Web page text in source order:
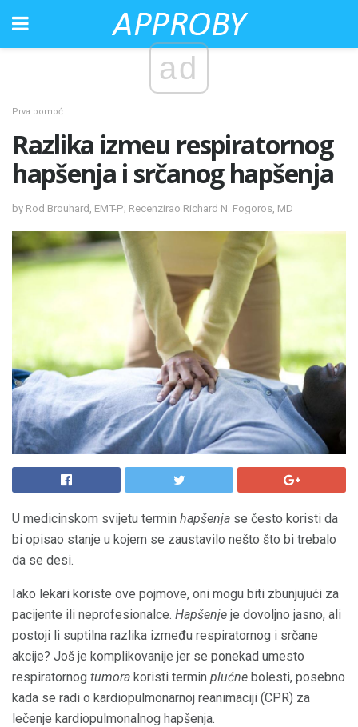
ad
Prva pomoć
Razlika izmeu respiratornog
hapšenja i srčanog hapšenja
by Rod Brouhard, EMT-P; Recenzirao Richard N. Fogoros, MD
U medicinskom svijetu termin hapšenja se često koristi da
bi opisao stanje u kojem se zaustavilo nešto što bi trebalo
da se desi.
Iako lekari koriste ove pojmove, oni mogu biti zbunjujući za
pacijente ili neprofesionalce. Hapšenje je dovoljno jasno, ali
postoji li suptilna razlika između respiratornog i srčane
akcije? Još je komplikovanije jer se ponekad umesto
respiratornog tumora koristi termin plućne bolesti, posebno
kada se radi o kardiopulmonarnoj reanimaciji (CPR) za
lečenje kardiopulmonalnog hapšenja.